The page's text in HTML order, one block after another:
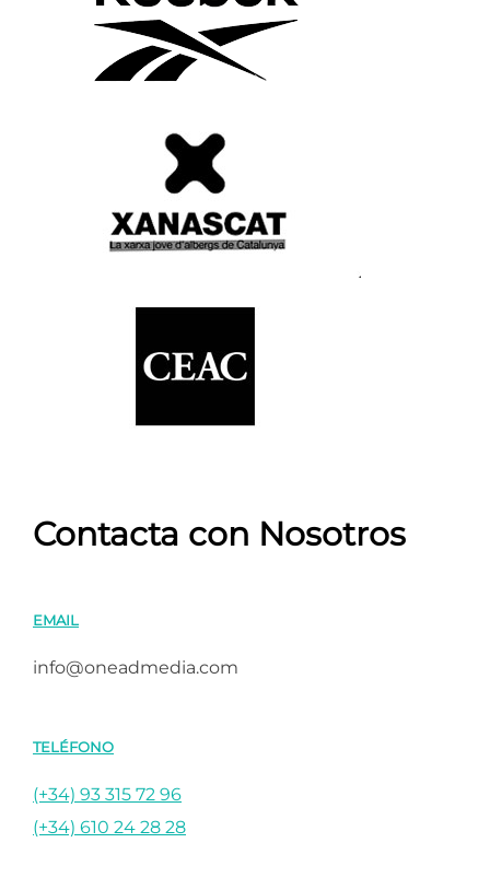
Contacta con Nosotros
EMAIL
info@oneadmedia.com
TELÉFONO
(+34) 93 315 72 96
(+34) 610 24 28 28